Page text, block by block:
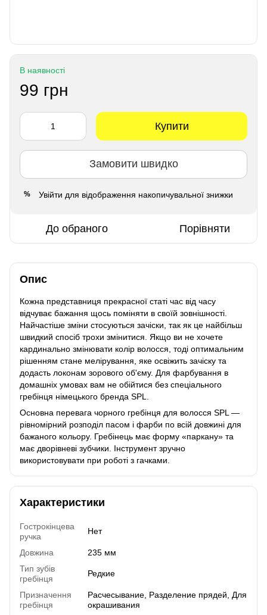
В наявності
99 грн
Купити
Замовити швидко
% Увійти для відображення накопичувальної знижки
До обраного Порівняти
Опис
Кожна представниця прекрасної статі час від часу
відчуває бажання щось поміняти в своїй зовнішності.
Найчастіше зміни стосуються зачіски, так як це найбільш
швидкий спосіб трохи змінитися. Якщо ви не хочете
кардинально змінювати колір волосся, тоді оптимальним
рішенням стане мелірування, яке освіжить зачіску та
додасть локонам зорового об'єму. Для фарбування в
домашніх умовах вам не обійтися без спеціального
гребінця німецького бренда SPL.
Основна перевага чорного гребінця для волосся SPL —
рівномірний розподіл пасом і фарби по всій довжині для
бажаного кольору. Гребінець має форму «паркану» та
має дворівневі зубчики. Інструмент зручно
використовувати при роботі з гачками.
Характеристики
Гострокінцева
ручка
Нет
Довжина
235 мм
Тип зубів
гребінця
Редкие
Призначення
гребінця
Расчесывание, Разделение прядей, Для
окрашивания